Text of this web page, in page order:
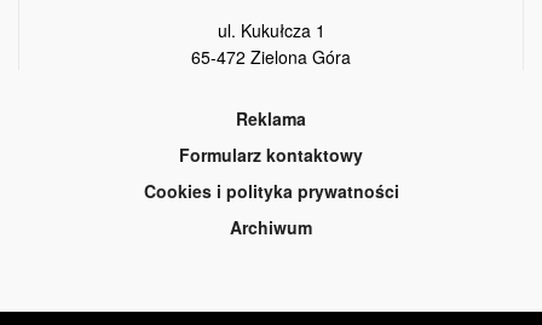
ul. Kukułcza 1
65-472 Zielona Góra
Reklama
Formularz kontaktowy
Cookies i polityka prywatności
Archiwum